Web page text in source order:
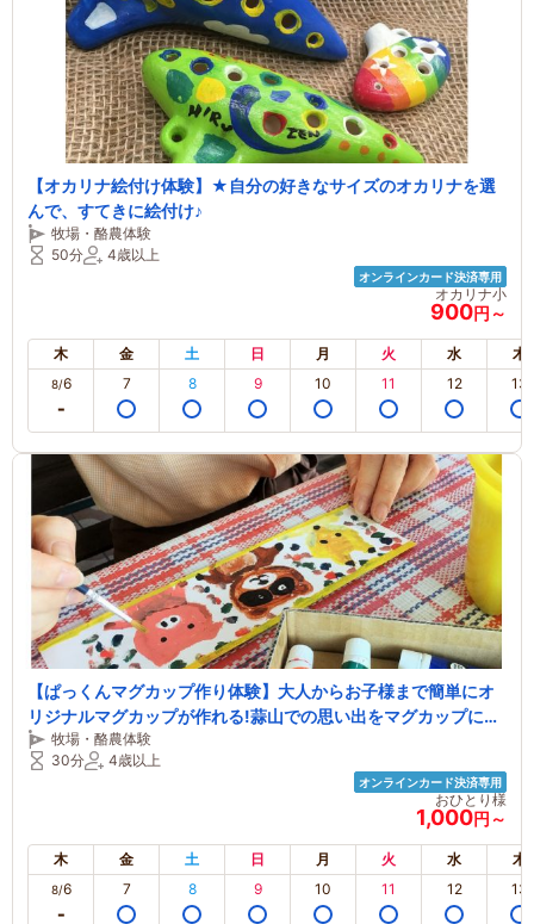
【オカリナ絵付け体験】★自分の好きなサイズのオカリナを選
んで、すてきに絵付け♪
牧場・酪農体験
50分
4歳以上
オンラインカード決済専用
オカリナ小
900円～
木 金 土 日 月 火 水 木
8/6 7 8 9 10 11 12 13
【ぱっくんマグカップ作り体験】大人からお子様まで簡単にオ
リジナルマグカップが作れる!蒜山での思い出をマグカップに閉
じ込めよう♪
牧場・酪農体験
30分
4歳以上
オンラインカード決済専用
おひとり様
1,000円～
木 金 土 日 月 火 水 木
8/6 7 8 9 10 11 12 13